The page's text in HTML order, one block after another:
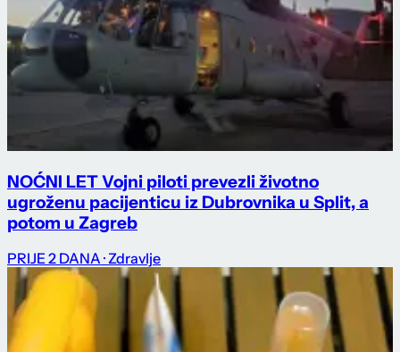
NOĆNI LET Vojni piloti prevezli životno
ugroženu pacijenticu iz Dubrovnika u Split, a
potom u Zagreb
PRIJE 2 DANA · Zdravlje